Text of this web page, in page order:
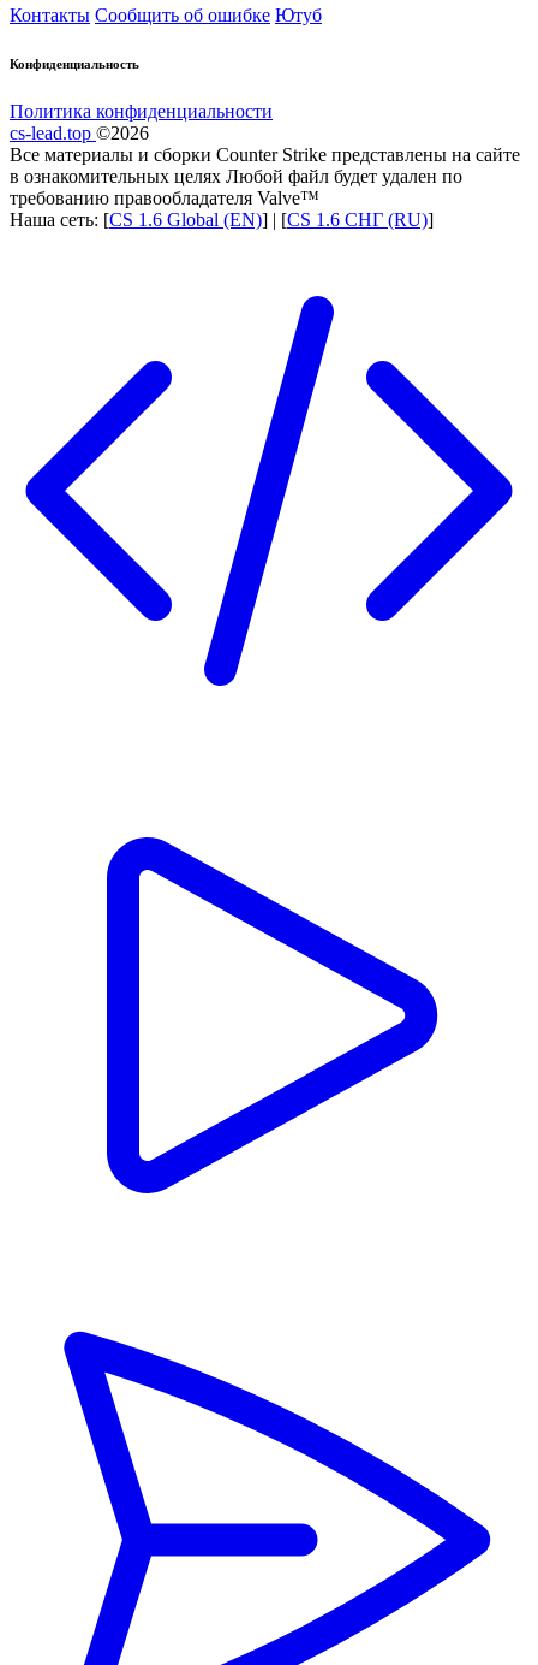
Контакты Сообщить об ошибке Ютуб
Конфиденциальность
Политика конфиденциальности
cs-lead.top ©2026
Все материалы и сборки Counter Strike представлены на сайте
в ознакомительных целях Любой файл будет удален по
требованию правообладателя Valve™
Наша сеть: [CS 1.6 Global (EN)] | [CS 1.6 СНГ (RU)]